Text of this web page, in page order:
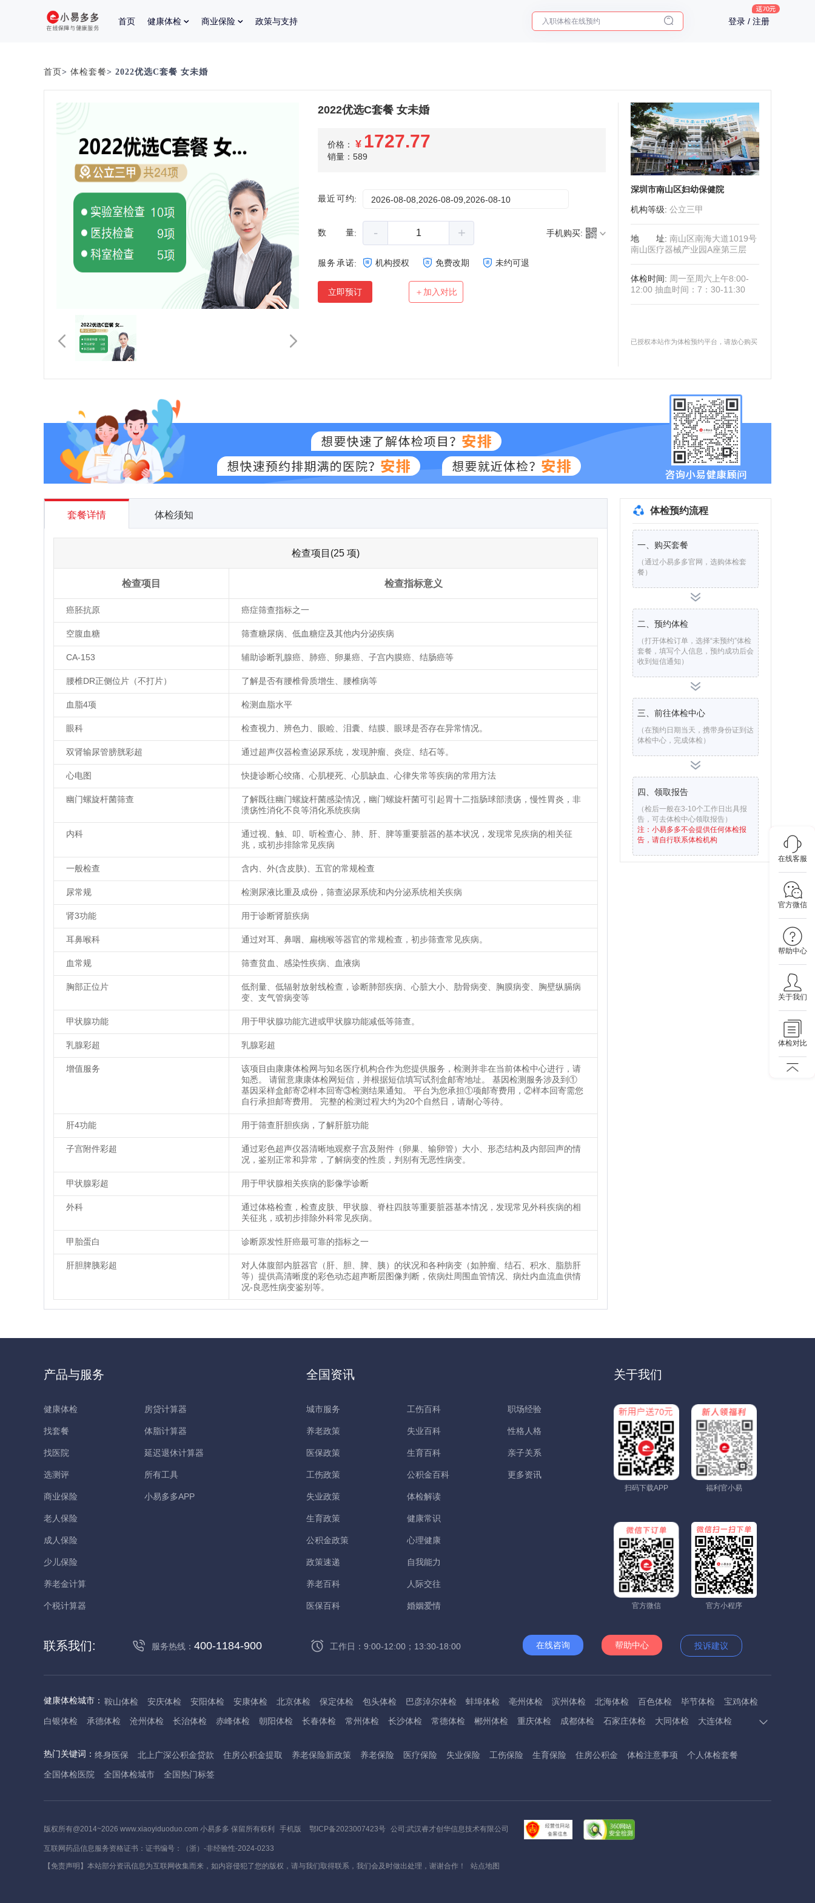
首页 健康体检 商业保险 政策与支持 2025年了，给父母预约体检 登录 / 注册
在线客服
官方微信
帮助中心
关于我们
体检对比
首页> 体检套餐> 2022优选C套餐 女未婚
2022优选C套餐 女未婚
价格： ¥ 1727.77
销量：589
最近可约: 2026-08-08,2026-08-09,2026-08-10
数量: - + 手机购买:
服务承诺: 机构授权 免费改期 未约可退
立即预订 ＋加入对比
深圳市南山区妇幼保健院
机构等级: 公立三甲
地址: 南山区南海大道1019号
南山医疗器械产业园A座第三层
体检时间: 周一至周六上午8:00-
12:00 抽血时间：7：30-11:30
已授权本站作为体检预约平台，请放心购买
套餐详情 体检须知
检查项目(25 项)
检查项目 检查指标意义
癌胚抗原 癌症筛查指标之一
空腹血糖 筛查糖尿病、低血糖症及其他内分泌疾病
CA-153 辅助诊断乳腺癌、肺癌、卵巢癌、子宫内膜癌、结肠癌等
腰椎DR正侧位片（不打片） 了解是否有腰椎骨质增生、腰椎病等
血脂4项 检测血脂水平
眼科 检查视力、辨色力、眼睑、泪囊、结膜、眼球是否存在异常情况。
双肾输尿管膀胱彩超 通过超声仪器检查泌尿系统，发现肿瘤、炎症、结石等。
心电图 快捷诊断心绞痛、心肌梗死、心肌缺血、心律失常等疾病的常用方法
幽门螺旋杆菌筛查
了解既往幽门螺旋杆菌感染情况，幽门螺旋杆菌可引起胃十二指肠球部溃疡，慢性胃炎，非
溃疡性消化不良等消化系统疾病
内科
通过视、触、叩、听检查心、肺、肝、脾等重要脏器的基本状况，发现常见疾病的相关征
兆，或初步排除常见疾病
一般检查 含内、外(含皮肤)、五官的常规检查
尿常规 检测尿液比重及成份，筛查泌尿系统和内分泌系统相关疾病
肾3功能 用于诊断肾脏疾病
耳鼻喉科 通过对耳、鼻咽、扁桃喉等器官的常规检查，初步筛查常见疾病。
血常规 筛查贫血、感染性疾病、血液病
胸部正位片
低剂量、低辐射放射线检查，诊断肺部疾病、心脏大小、肋骨病变、胸膜病变、胸壁纵膈病
变、支气管病变等
甲状腺功能 用于甲状腺功能亢进或甲状腺功能减低等筛查。
乳腺彩超 乳腺彩超
增值服务
该项目由康康体检网与知名医疗机构合作为您提供服务，检测并非在当前体检中心进行，请
知悉。 请留意康康体检网短信，并根据短信填写试剂盒邮寄地址。 基因检测服务涉及到①
基因采样盒邮寄②样本回寄③检测结果通知。 平台为您承担①项邮寄费用，②样本回寄需您
自行承担邮寄费用。 完整的检测过程大约为20个自然日，请耐心等待。
肝4功能 用于筛查肝胆疾病，了解肝脏功能
子宫附件彩超
通过彩色超声仪器清晰地观察子宫及附件（卵巢、输卵管）大小、形态结构及内部回声的情
况，鉴别正常和异常，了解病变的性质，判别有无恶性病变。
甲状腺彩超 用于甲状腺相关疾病的影像学诊断
外科
通过体格检查，检查皮肤、甲状腺、脊柱四肢等重要脏器基本情况，发现常见外科疾病的相
关征兆，或初步排除外科常见疾病。
甲胎蛋白 诊断原发性肝癌最可靠的指标之一
肝胆脾胰彩超
对人体腹部内脏器官（肝、胆、脾、胰）的状况和各种病变（如肿瘤、结石、积水、脂肪肝
等）提供高清晰度的彩色动态超声断层图像判断，依病灶周围血管情况、病灶内血流血供情
况-良恶性病变鉴别等。
体检预约流程
一、购买套餐
（通过小易多多官网，选购体检套
餐）
二、预约体检
（打开体检订单，选择“未预约”体检
套餐，填写个人信息，预约成功后会
收到短信通知）
三、前往体检中心
（在预约日期当天，携带身份证到达
体检中心，完成体检）
四、领取报告
（检后一般在3-10个工作日出具报
告，可去体检中心领取报告）
注：小易多多不会提供任何体检报
告，请自行联系体检机构
产品与服务
健康体检
找套餐
找医院
选测评
商业保险
老人保险
成人保险
少儿保险
养老金计算
个税计算器
房贷计算器
体脂计算器
延迟退休计算器
所有工具
小易多多APP
全国资讯
城市服务
养老政策
医保政策
工伤政策
失业政策
生育政策
公积金政策
政策速递
养老百科
医保百科
工伤百科
失业百科
生育百科
公积金百科
体检解读
健康常识
心理健康
自我能力
人际交往
婚姻爱情
职场经验
性格人格
亲子关系
更多资讯
关于我们
扫码下载APP 福利官小易
官方微信 官方小程序
联系我们: 服务热线： 400-1184-900 工作日：9:00-12:00；13:30-18:00 在线咨询 帮助中心 投诉建议
健康体检城市： 鞍山体检 安庆体检 安阳体检 安康体检 北京体检 保定体检 包头体检 巴彦淖尔体检 蚌埠体检 亳州体检 滨州体检 北海体检 百色体检 毕节体检
宝鸡体检
白银体检
承德体检 沧州体检 长治体检 赤峰体检 朝阳体检 长春体检 常州体检 长沙体检 常德体检 郴州体检 重庆体检 成都体检 石家庄体检 大同体检
大连体检
抚州体检
佛山体检 防城港体检 赣州体检 广州体检 桂林体检 贵港体检 广元体检 贵阳体检 红河体检 邯郸体检 衡水体检 呼和浩特体检 呼伦贝尔体检
葫芦岛体检
哈尔滨体检
淮安体检 杭州体检 湖州体检
河池体检
海口体检 汉中体检 晋城体检 晋中体检 锦州体检 吉林体检 齐齐哈尔体检 鸡西体检 嘉兴体检 金华体检 景德镇体检 九江体检 吉安体检 济南体检
济宁体检
廊坊体检 临汾体检 辽阳体检 连云港体检
六盘水体检 兰州体检 陇南体检
热门关键词： 终身医保 北上广深公积金贷款 住房公积金提取 养老保险新政策 养老保险 医疗保险 失业保险 工伤保险 生育保险 住房公积金 体检注意事项
个人体检套餐
全国体检医院
全国体检城市 全国热门标签
版权所有@2014~2026 www.xiaoyiduoduo.com 小易多多 保留所有权利 手机版 鄂ICP备2023007423号 公司:武汉睿才创华信息技术有限公司
互联网药品信息服务资格证书：证书编号：（浙）-非经验性-2024-0233
【免责声明】本站部分资讯信息为互联网收集而来，如内容侵犯了您的版权，请与我们取得联系，我们会及时做出处理，谢谢合作！ 站点地图